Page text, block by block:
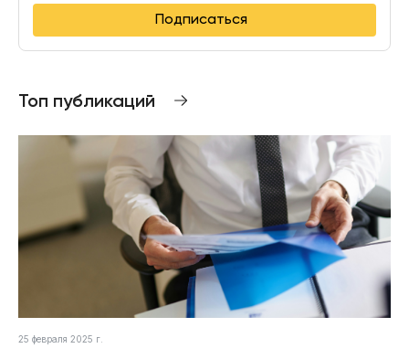
Подписаться
Топ публикаций
25 февраля 2025 г.